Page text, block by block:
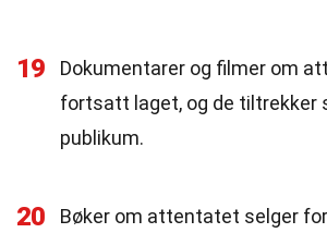
19
Dokumentarer og filmer om
fortsatt laget, og de tiltrekker
publikum.
20
Bøker om attentatet selger